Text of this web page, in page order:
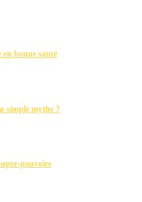
bonne santé
simple mythe ?
pouvoirs